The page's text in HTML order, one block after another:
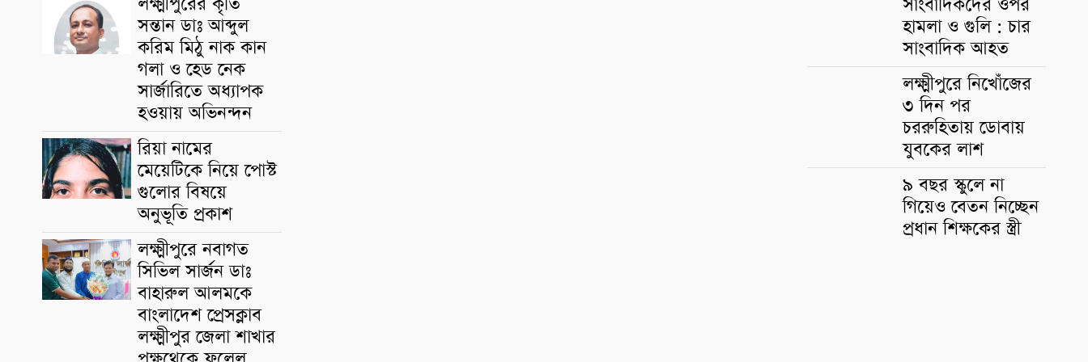
সন্তান ডাঃ আব্দুল
করিম মিঠু নাক কান
গলা ও হেড নেক
সার্জারিতে অধ্যাপক
হওয়ায় অভিনন্দন
রিয়া নামের
মেয়েটিকে নিয়ে পোস্ট
গুলোর বিষয়ে
অনুভূতি প্রকাশ
লক্ষ্মীপুরে নবাগত
সিভিল সার্জন ডাঃ
বাহারুল আলমকে
বাংলাদেশ প্রেসক্লাব
লক্ষ্মীপুর জেলা শাখার
সাংবাদিকদের ওপর
হামলা ও গুলি : চার
সাংবাদিক আহত
লক্ষ্মীপুরে নিখোঁজের
৩ দিন পর
চররুহিতায় ডোবায়
যুবকের লাশ
৯ বছর স্কুলে না
গিয়েও বেতন নিচ্ছেন
প্রধান শিক্ষকের স্ত্রী